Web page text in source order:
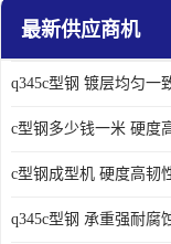
最新供应商机